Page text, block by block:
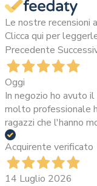
Le nostre recensioni
Clicca qui per
Precedente
Oggi
In negozio ho avuto
molto professionale
ragazzi che l'hanno
Acquirente verificato
14 Luglio 2026